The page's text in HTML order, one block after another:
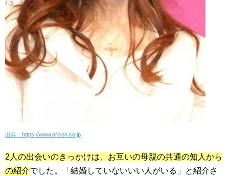
出典：https://www.oricon.co.jp
2人の出会いのきっかけは、お互いの母親の共通の知人から
の紹介でした。「結婚していないいい人がいる」と紹介さ